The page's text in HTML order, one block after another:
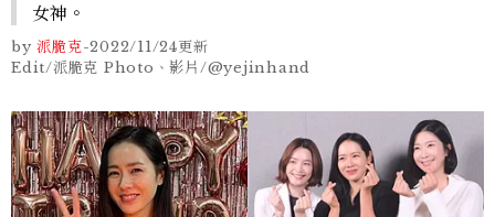
女神。
by 派脆克-2022/11/24更新
Edit/派脆克 Photo、影片/@yejinhand